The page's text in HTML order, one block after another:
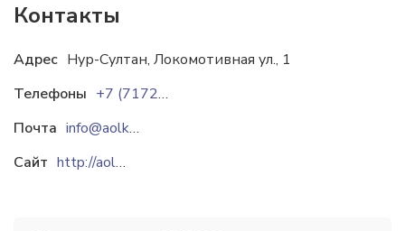
Контакты
Адрес Нур-Султан, Локомотивная ул., 1
Телефоны
+7 (7172) 93-21-04
Почта
info@aolkz.kz
Сайт
http://aolkz.kz